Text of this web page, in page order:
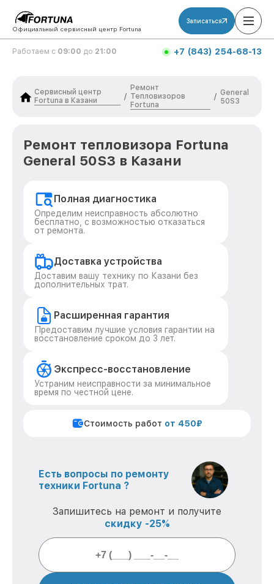
Официальный сервисный центр Fortuna
Записаться
Работаем с 09:00 до 21:00 +7 (843) 254-68-13
Сервисный центр
Fortuna в Казани
/
Ремонт
Тепловизоров
Fortuna
/ General
50S3
Ремонт тепловизора Fortuna
General 50S3 в Казани
Полная диагностика
Определим неисправность абсолютно
бесплатно, с возможностью отказаться
от ремонта.
Доставка устройства
Доставим вашу технику по Казани без
дополнительных трат.
Расширенная гарантия
Предоставим лучшие условия гарантии на
восстановление сроком до 3 лет.
Экспресс-восстановление
Устраним неисправности за минимальное
время по честной цене.
Стоимость работ от 450₽
Есть вопросы по ремонту
техники Fortuna ?
Запишитесь на ремонт и получите
скидку -25%